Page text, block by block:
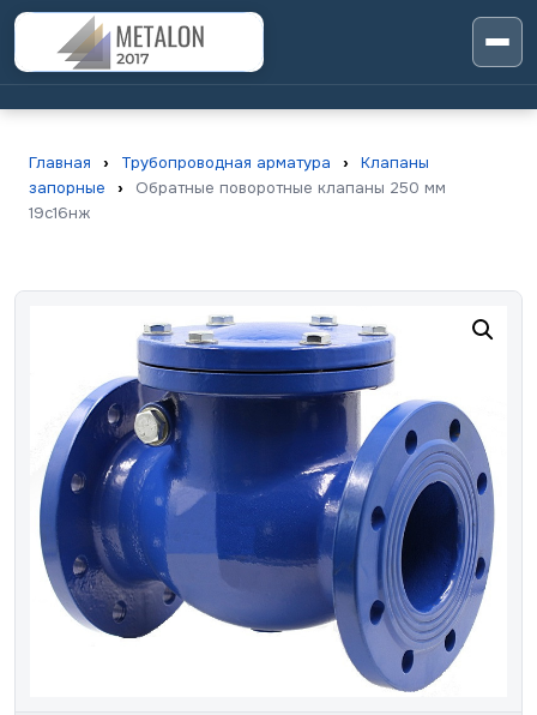
Главная › Трубопроводная арматура ›
Клапаны
запорные
›
Обратные поворотные клапаны 250 мм
19с16нж